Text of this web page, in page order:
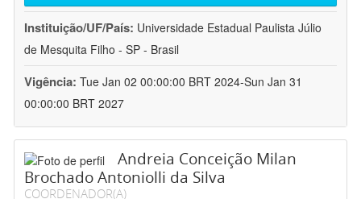
Instituição/UF/País: Universidade Estadual Paulista Júlio
de Mesquita Filho - SP - Brasil
Vigência: Tue Jan 02 00:00:00 BRT 2024-Sun Jan 31
00:00:00 BRT 2027
Andreia Conceição Milan
Brochado Antoniolli da Silva
COORDENADOR(A)